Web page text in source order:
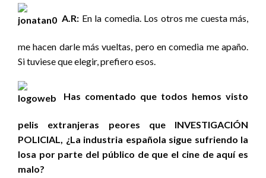
A.R: En la comedia. Los otros me cuesta más,
me hacen darle más vueltas, pero en comedia me apaño.
Si tuviese que elegir, prefiero esos.
Has comentado que todos hemos visto
pelis extranjeras peores que INVESTIGACIÓN
POLICIAL, ¿La industria española sigue sufriendo la
losa por parte del público de que el cine de aquí es
malo?